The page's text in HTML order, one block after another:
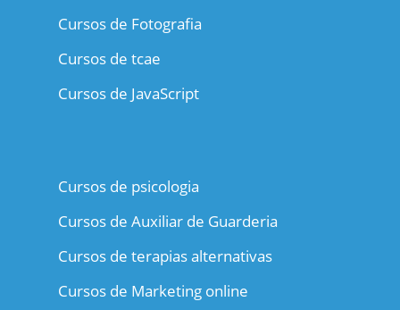
Cursos de Fotografia
Cursos de tcae
Cursos de JavaScript
Cursos de psicologia
Cursos de Auxiliar de Guarderia
Cursos de terapias alternativas
Cursos de Marketing online